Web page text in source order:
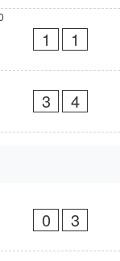
1 1
3 4
0 3